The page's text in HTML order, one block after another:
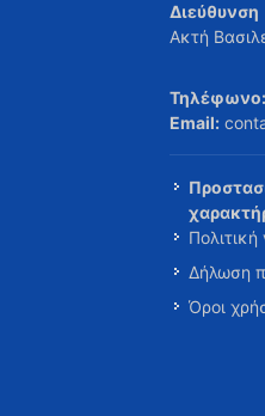
Διεύθυνση
Ακτή
Τηλέφωνο:
Email:
Δήλωση
Όροι